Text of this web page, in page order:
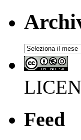
Archivi
Feed